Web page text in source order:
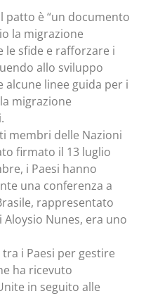
patto è “un documento
la migrazione
sfide e rafforzare i
allo sviluppo
alcune linee guida per i
migrazione
membri delle Nazioni
firmato il 13 luglio
i Paesi hanno
una conferenza a
rappresentato
Nunes, era uno
i Paesi per gestire
ha ricevuto
in seguito alle